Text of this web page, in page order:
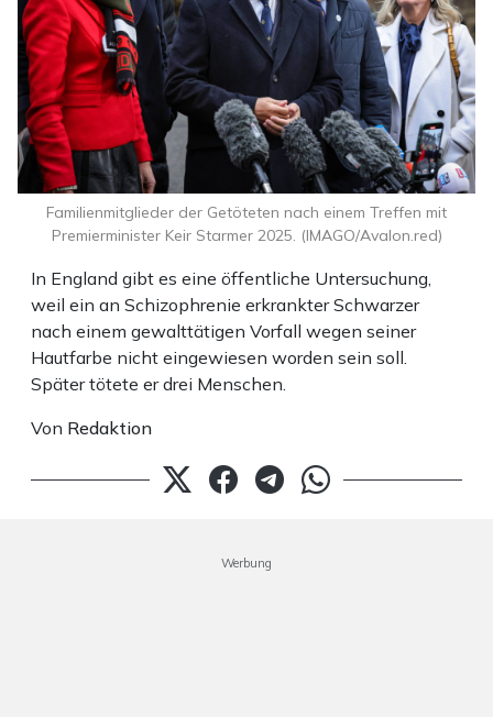
In England gibt es eine öffentliche Untersuchung,
weil ein an Schizophrenie erkrankter Schwarzer
nach einem gewalttätigen Vorfall wegen seiner
Hautfarbe nicht eingewiesen worden sein soll.
Später tötete er drei Menschen.
Von Redaktion
Familienmitglieder der Getöteten nach einem Treffen mit
Premierminister Keir Starmer 2025. (IMAGO/Avalon.red)
Werbung